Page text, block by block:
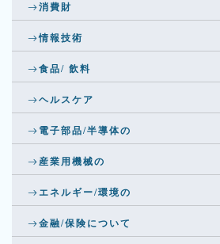
消費財
情報技術
食品/ 飲料
ヘルスケア
電子部品/半導体の
産業用機械の
エネルギー/環境の
金融/保険について